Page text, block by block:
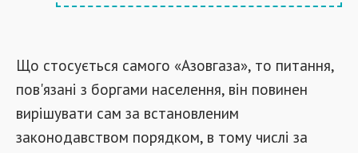
Що стосується самого «Азовгаза», то питання,
пов'язані з боргами населення, він повинен
вирішувати сам за встановленим
законодавством порядком, в тому числі за